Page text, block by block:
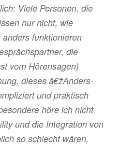
Viele Personen, die
nur nicht, wie
funktionieren
die
vom Hörensagen)
dieses â€žAnders-
und praktisch
höre ich nicht
und die Integration von
so schlecht wären,